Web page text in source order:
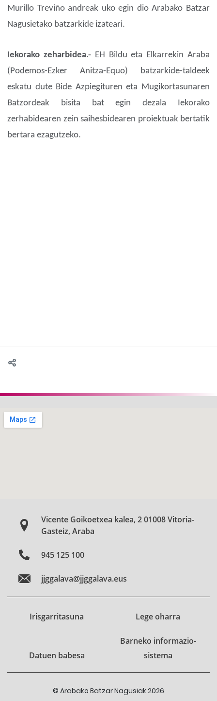
Murillo Treviño andreak uko egin dio Arabako Batzar
Nagusietako batzarkide izateari.
Iekorako zeharbidea.- EH Bildu eta Elkarrekin Araba
(Podemos-Ezker Anitza-Equo) batzarkide-taldeek
eskatu dute Bide Azpiegituren eta Mugikortasunaren
Batzordeak bisita bat egin dezala Iekorako
zerhabidearen zein saihesbidearen proiektuak bertatik
bertara ezagutzeko.
Vicente Goikoetxea kalea, 2 01008 Vitoria-
Gasteiz, Araba
945 125 100
jjggalava@jjggalava.eus
Irisgarritasuna Lege oharra
Datuen babesa
Barneko informazio-
sistema
© Arabako Batzar Nagusiak 2026